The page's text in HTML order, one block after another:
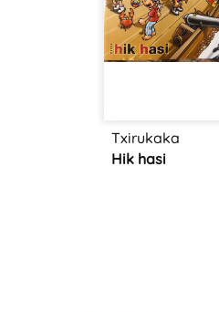
Txirukaka
Hik hasi